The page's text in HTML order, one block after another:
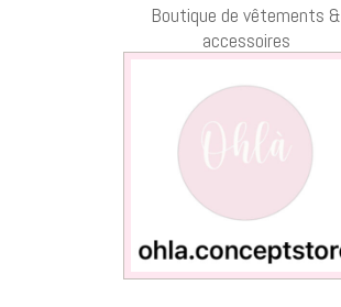
Boutique de vêtements &
accessoires